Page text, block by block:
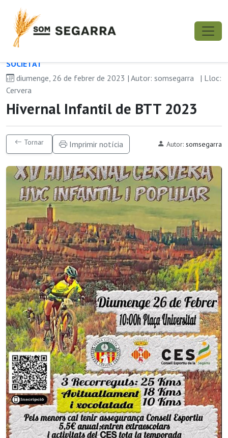
SOCIETAT
diumenge, 26 de febrer de 2023 | Autor: somsegarra
| Lloc:
Cervera
Hivernal Infantil de BTT 2023
Tornar Imprimir notícia Autor: somsegarra